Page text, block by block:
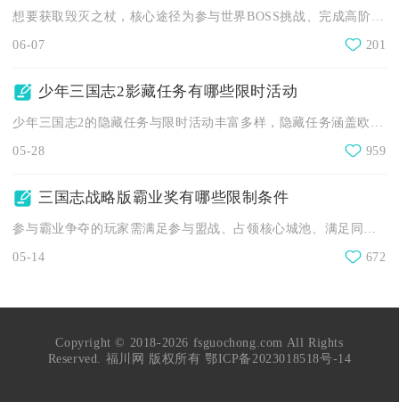
06-07 201
少年三国志2影藏任务有哪些限时活动
05-28 959
三国志战略版霸业奖有哪些限制条件
05-14 672
Copyright © 2018-2026 fsguochong.com All Rights
Reserved. 福川网 版权所有 鄂ICP备2023018518号-14